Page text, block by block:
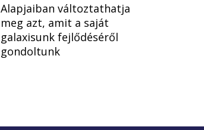
Alapjaiban változtathatja
meg azt, amit a saját
galaxisunk fejlődéséről
gondoltunk